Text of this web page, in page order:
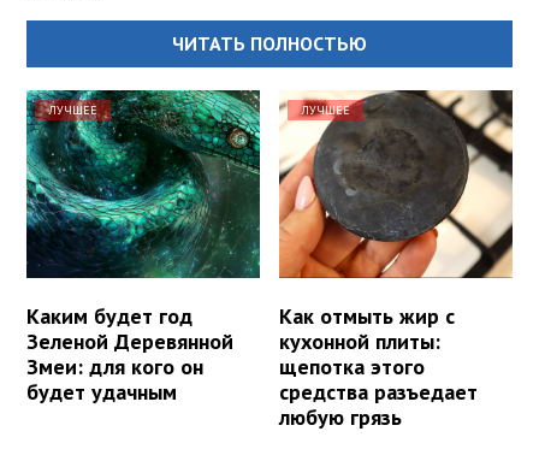
ЧИТАТЬ ПОЛНОСТЬЮ
ЛУЧШЕЕ
Каким будет год
Зеленой Деревянной
Змеи: для кого он
будет удачным
ЛУЧШЕЕ
Как отмыть жир с
кухонной плиты:
щепотка этого
средства разъедает
любую грязь